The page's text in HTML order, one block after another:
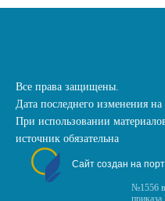
Все права защищены.
Дата последнего изменения на
При использовании
источник обязательна
Сайт создан на
№1556 в